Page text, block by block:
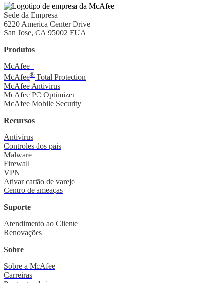
Sede da Empresa
6220 America Center Drive
San Jose, CA 95002 EUA
Produtos
McAfee+
McAfee® Total Protection
McAfee Antivirus
McAfee PC Optimizer
McAfee Mobile Security
Recursos
Antivírus
Controles dos pais
Malware
Firewall
VPN
Ativar cartão de varejo
Centro de ameaças
Suporte
Atendimento ao Cliente
Renovações
Sobre
Sobre a McAfee
Carreiras